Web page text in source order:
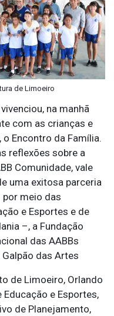
de Limoeiro
na manhã
com as crianças e
Encontro da Família.
reflexões sobre a
Comunidade, vale
uma exitosa parceria
meio das
e Esportes e de
–, a Fundação
das AABBs
Galpão das Artes
de Limoeiro, Orlando
e Esportes,
de Planejamento,